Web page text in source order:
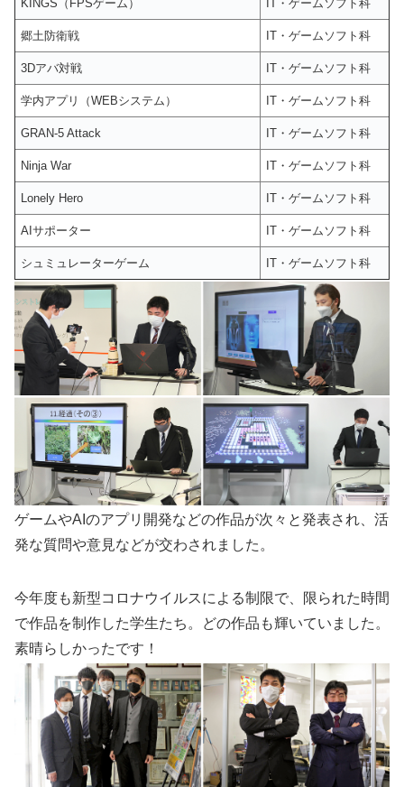
KINGS（FPSゲーム） IT・ゲームソフト科
郷土防衛戦 IT・ゲームソフト科
3Dアバ対戦 IT・ゲームソフト科
学内アプリ（WEBシステム） IT・ゲームソフト科
GRAN-5 Attack IT・ゲームソフト科
Ninja War IT・ゲームソフト科
Lonely Hero IT・ゲームソフト科
AIサポーター IT・ゲームソフト科
シュミュレーターゲーム IT・ゲームソフト科
ゲームやAIのアプリ開発などの作品が次々と発表され、活
発な質問や意見などが交わされました。
今年度も新型コロナウイルスによる制限で、限られた時間
で作品を制作した学生たち。どの作品も輝いていました。
素晴らしかったです！